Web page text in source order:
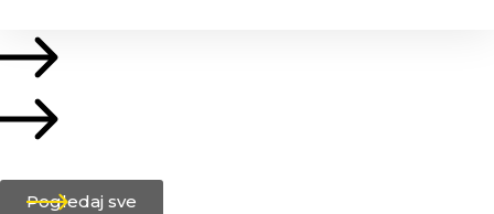
Pogledaj sve